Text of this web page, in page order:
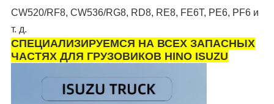
CW520/RF8, CW536/RG8, RD8, RE8, FE6T, PE6, PF6 и
т. д.
СПЕЦИАЛИЗИРУЕМСЯ НА ВСЕХ ЗАПАСНЫХ
ЧАСТЯХ ДЛЯ ГРУЗОВИКОВ HINO ISUZU